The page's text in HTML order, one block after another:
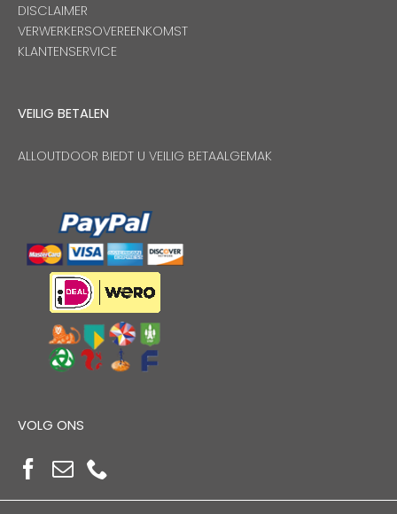
DISCLAIMER
VERWERKERSOVEREENKOMST
KLANTENSERVICE
VEILIG BETALEN
ALLOUTDOOR BIEDT U VEILIG BETAALGEMAK
VOLG ONS